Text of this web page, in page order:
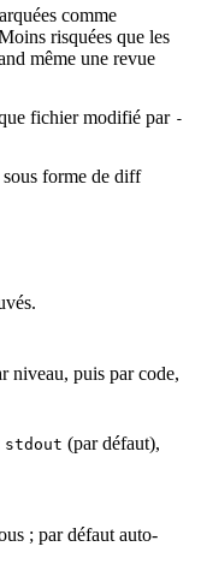
comme
risquées que les
même une revue
fichier modifié par -
forme de diff
niveau, puis par code,
stdout (par défaut),
; par défaut auto-